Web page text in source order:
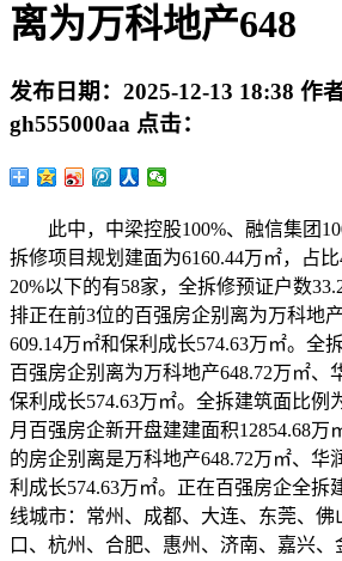
离为万科地产648
发布日期： 2025-12-13 18:38 作者
gh555000aa 点击：
此中，中梁控股100%、融信集团
拆修项目规划建面为6160.44万㎡，占
20%以下的有58家，全拆修预证户数
排正在前3位的百强房企别离为万科地
609.14万㎡和保利成长574.63万㎡。全
百强房企别离为万科地产648.72万㎡、
保利成长574.63万㎡。全拆建筑面比例
月百强房企新开盘建建面积12854.68万
的房企别离是万科地产648.72万㎡、华
利成长574.63万㎡。正在百强房企全
线城市：常州、成都、大连、东莞、佛
口、杭州、合肥、惠州、济南、嘉兴、